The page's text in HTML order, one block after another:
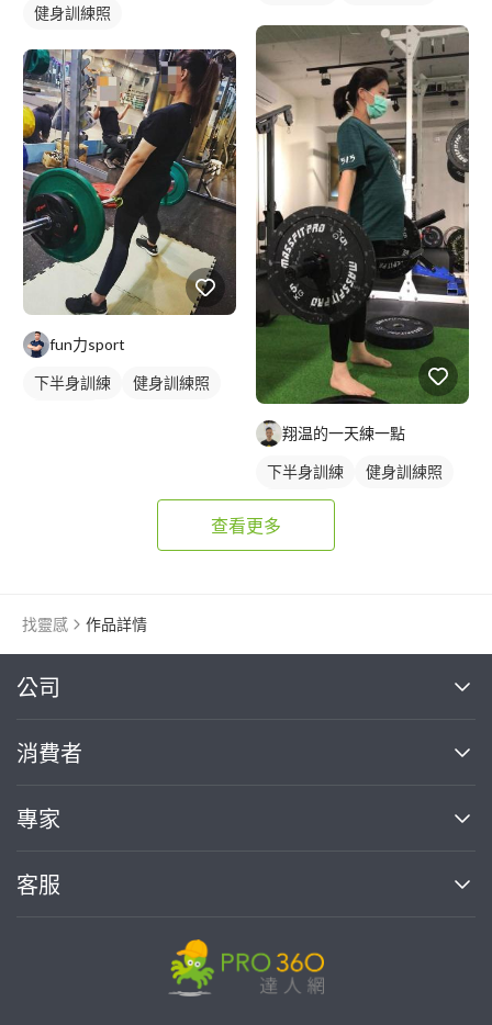
健身訓練照
fun力sport
下半身訓練
健身訓練照
翔温的一天練一點
下半身訓練
健身訓練照
腿部訓練
查看更多
找靈感 作品詳情
公司
關於我們
部落格
加入我們
消費者
買服務
熱門服務
專家
案件中心
客服
繼續完成